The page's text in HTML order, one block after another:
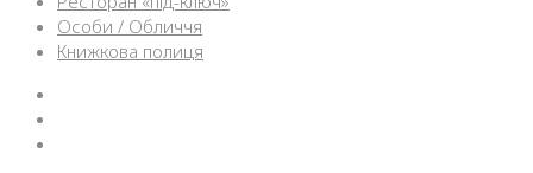
Особи / Обличчя
Книжкова полиця